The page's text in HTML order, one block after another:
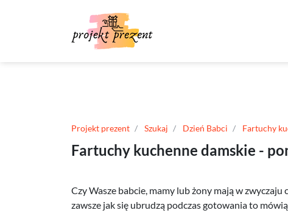
Projekt prezent Szukaj Dzień Babci Fartuchy
Fartuchy kuchenne damskie -
Czy Wasze babcie, mamy lub żony mają w
zawsze jak się ubrudzą podczas gotowania to